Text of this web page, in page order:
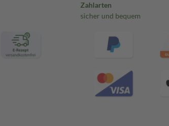
Zahlarten
sicher und bequem